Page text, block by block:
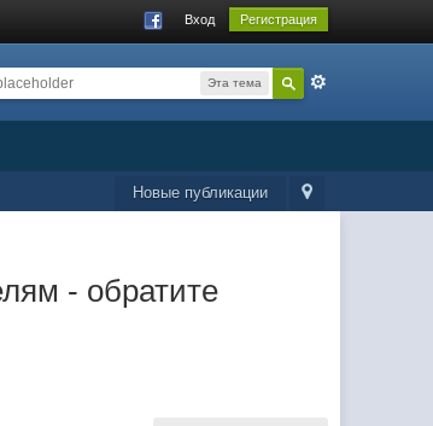
Вход Регистрация
Эта тема
Новые публикации
- обратите